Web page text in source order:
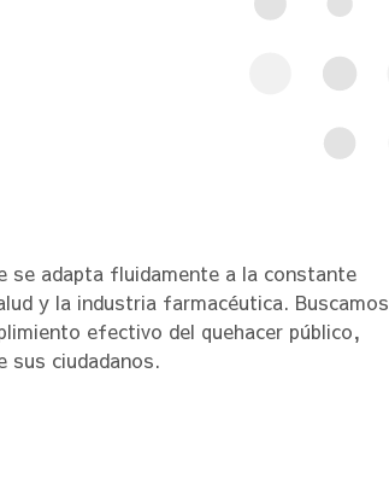
se adapta fluidamente a la constante
y la industria farmacéutica. Buscamos
efectivo del quehacer público,
sus ciudadanos.